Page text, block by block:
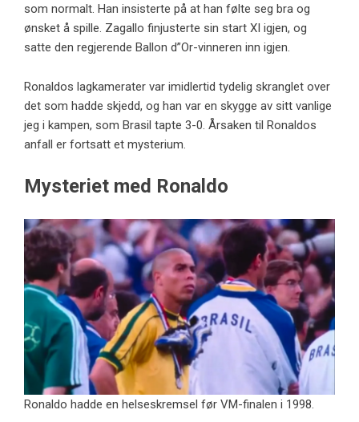
som normalt. Han insisterte på at han følte seg bra og
ønsket å spille. Zagallo finjusterte sin start XI igjen, og
satte den regjerende Ballon d”Or-vinneren inn igjen.
Ronaldos lagkamerater var imidlertid tydelig skranglet over
det som hadde skjedd, og han var en skygge av sitt vanlige
jeg i kampen, som Brasil tapte 3-0. Årsaken til Ronaldos
anfall er fortsatt et mysterium.
Mysteriet med Ronaldo
Ronaldo hadde en helseskremsel før VM-finalen i 1998.